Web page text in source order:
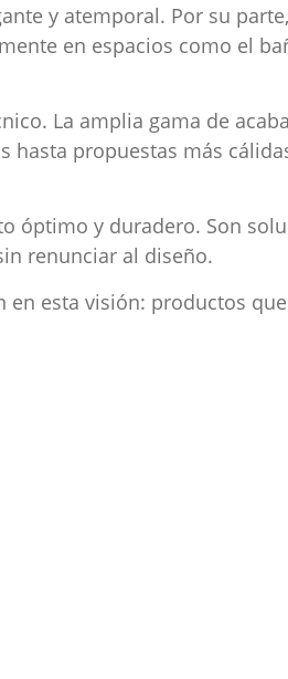
y atemporal. Por su parte,
en espacios como el
La amplia gama de
hasta propuestas más
óptimo y duradero. Son
renunciar al diseño.
en esta visión: productos